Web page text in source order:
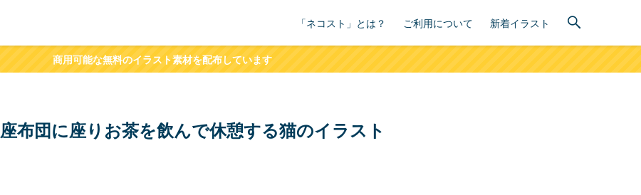
「ネコスト」とは？ ご利用について 新着イラスト
商用可能な無料のイラスト素材を配布しています
座布団に座りお茶を飲んで休憩する猫のイラスト